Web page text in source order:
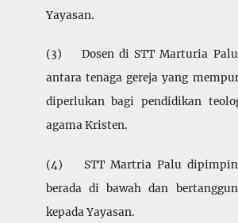
Yayasan.
(3) Dosen di STT Marturia Palu
antara tenaga gereja yang
diperlukan bagi pendidikan
agama Kristen.
(4) STT Martria Palu dipimpin
berada di bawah dan
kepada Yayasan.